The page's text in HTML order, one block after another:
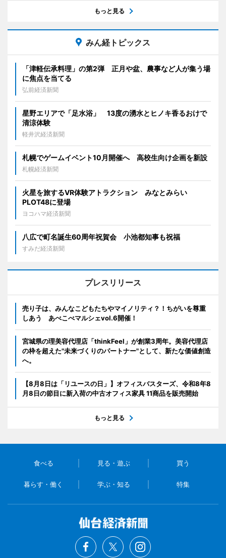
もっと見る
みん経トピックス
「津軽伝承料理」の第2弾 正月や盆、農事など人が集う場
に焦点を当てる
弘前経済新聞
星野エリアで「足水浴」 13度の湧水とヒノキ香るおけで
清涼体験
軽井沢経済新聞
札幌でゲームイベント10月開催へ 高校生向け企画を新設
札幌経済新聞
火星を旅するVR体験アトラクション みなとみらい
PLOT48に登場
ヨコハマ経済新聞
八広で町名誕生60周年祝賀会 小池都知事も祝福
すみだ経済新聞
プレスリリース
売り子は、みんなこどもたちやマイノリティ？！ちがいを尊重
しあう あべこべマルシェvol.6開催！
宮城県の理美容代理店「thinkFeel」が創業3周年。美容代理店
の枠を超えた"未来づくりのパートナー"として、新たな価値創造
へ。
【8月8日は「リユースの日」】オフィスバスターズ、令和8年8
月8日の節目に新入荷の中古オフィス家具 11商品を販売開始
もっと見る
食べる 見る・遊ぶ 買う
暮らす・働く 学ぶ・知る 特集